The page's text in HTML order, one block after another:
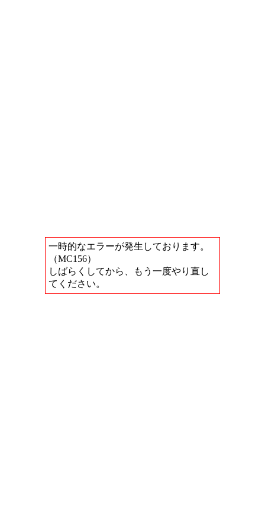
一時的なエラーが発生しております。
（MC156）
しばらくしてから、もう一度やり直し
てください。